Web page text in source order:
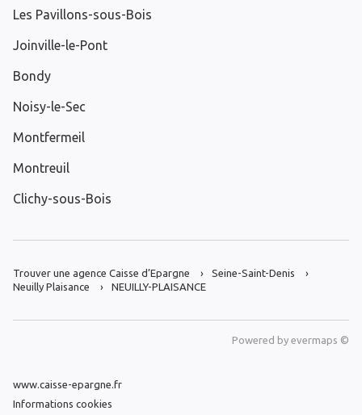
Les Pavillons-sous-Bois
Joinville-le-Pont
Bondy
Noisy-le-Sec
Montfermeil
Montreuil
Clichy-sous-Bois
Trouver une agence Caisse d’Epargne
Seine-Saint-Denis
Neuilly Plaisance
NEUILLY-PLAISANCE
Powered by evermaps ©
www.caisse-epargne.fr
Informations cookies